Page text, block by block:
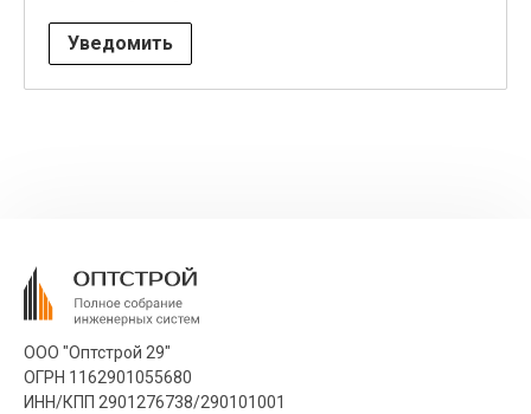
Уведомить
ООО "Оптстрой 29"
ОГРН 1162901055680
ИНН/КПП 2901276738/290101001